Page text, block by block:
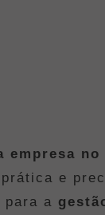
empresa no
e
para a